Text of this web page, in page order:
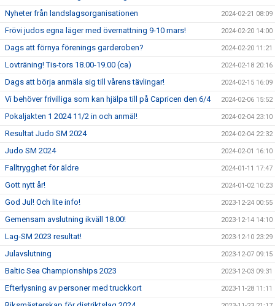
Nyheter från landslagsorganisationen 2024-02-21 08:09
Frövi judos egna läger med övernattning 9-10 mars! 2024-02-20 14:00
Dags att förnya förenings garderoben? 2024-02-20 11:21
Lovträning! Tis-tors 18.00-19.00 (ca) 2024-02-18 20:16
Dags att börja anmäla sig till vårens tävlingar! 2024-02-15 16:09
Vi behöver frivilliga som kan hjälpa till på Capricen den 6/4 2024-02-06 15:52
Pokaljakten 1 2024 11/2 in och anmäl! 2024-02-04 23:10
Resultat Judo SM 2024 2024-02-04 22:32
Judo SM 2024 2024-02-01 16:10
Falltrygghet för äldre 2024-01-11 17:47
Gott nytt år! 2024-01-02 10:23
God Jul! Och lite info! 2023-12-24 00:55
Gemensam avslutning ikväll 18.00! 2023-12-14 14:10
Lag-SM 2023 resultat! 2023-12-10 23:29
Julavslutning 2023-12-07 09:15
Baltic Sea Championships 2023 2023-12-03 09:31
Efterlysning av personer med truckkort 2023-11-28 11:11